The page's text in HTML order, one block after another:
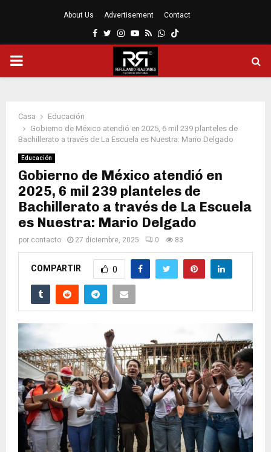
About Us Advertisement Contact
Facebook
Twitter
Instagram
Youtube
RssWhatsapp
MENÚ
Casa
Educación
Gobierno de México atendió en 2025, 6 mil 239 planteles de
Bachillerato a través de La Escuela es Nuestra: Mario Delgado
Educación
Gobierno de México atendió en
2025, 6 mil 239 planteles de
Bachillerato a través de La Escuela
es Nuestra: Mario Delgado
por contacto 27 diciembre, 2025 0 83
COMPARTIR 0